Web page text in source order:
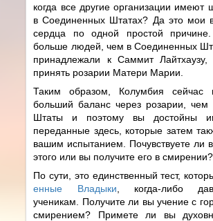
когда все другие организации имеют
в Соединенных Штатах? Да это мои
сердца по одной простой
больше людей, чем в Соединенных
принадлежали к Саммит
принять розарии Матери Марии.
Таким образом, Колумбия сейчас
больший баланс через розарии,
Штаты и поэтому вы достойны
переданные здесь, которые затем
вашим испытанием. Почувствуете ли
этого или вы получите его в смирении?
По сути, это единственный тест,
енные Владыки , когда-либо
ученикам. Получите ли вы учение с
смирением? Примете ли вы